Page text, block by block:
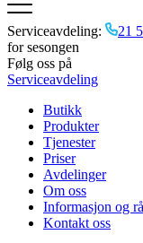
Serviceavdeling: 21
for sesongen
Følg oss på
Serviceavdeling
Butikk
Produkter
Tjenester
Priser
Avdelinger
Om oss
Informasjon og
Kontakt oss